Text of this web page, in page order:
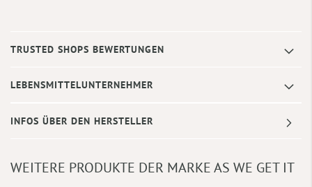
TRUSTED SHOPS BEWERTUNGEN
LEBENSMITTELUNTERNEHMER
INFOS ÜBER DEN HERSTELLER
WEITERE PRODUKTE DER MARKE AS WE GET IT